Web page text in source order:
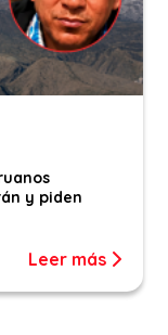
y piden
Leer más